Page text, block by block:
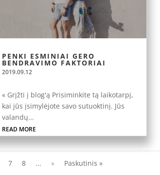
PENKI ESMINIAI GERO
BENDRAVIMO FAKTORIAI
2019.09.12
« Grįžti į blog'ą Prisiminkite tą laikotarpį,
kai jūs įsimylėjote savo sutuoktinį. Jūs
valandų...
READ MORE
7 8 ... » Paskutinis »